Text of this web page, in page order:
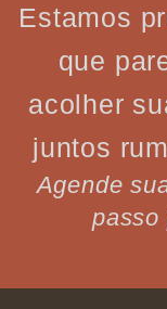
Estamos
que
acolher
juntos
Agende
passo